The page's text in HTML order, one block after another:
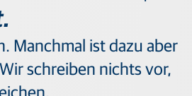
Manchmal ist dazu aber
schreiben nichts vor,